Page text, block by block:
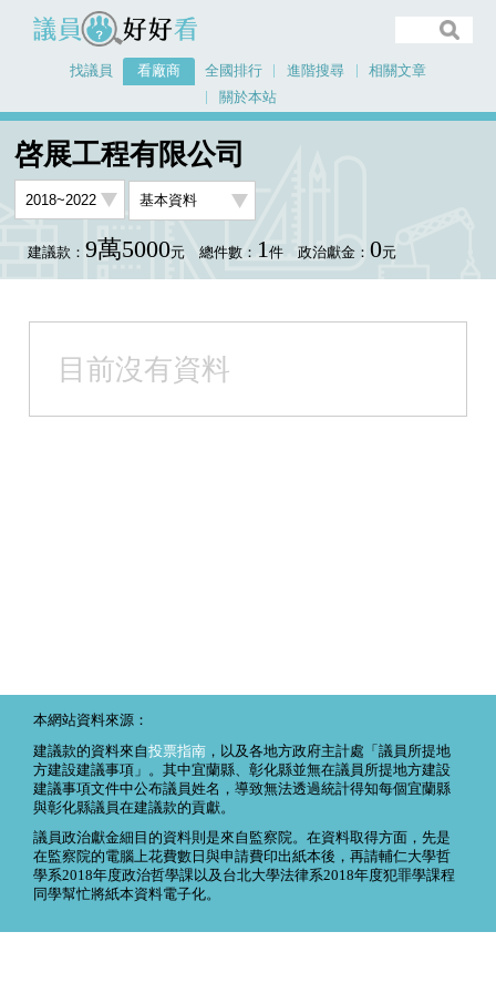
議員好好看
找議員 看廠商 全國排行 進階搜尋
相關文章
關於本站
啓展工程有限公司
建議款： 9萬5000元 總件數： 1件 政治獻金： 0元
目前沒有資料
本網站資料來源：
建議款的資料來自投票指南 ，以及各地方政府主計處「議員所提地
方建設建議事項」。其中宜蘭縣、彰化縣並無在議員所提地方建設
建議事項文件中公布議員姓名，導致無法透過統計得知每個宜蘭縣
與彰化縣議員在建議款的貢獻。
議員政治獻金細目的資料則是來自監察院。在資料取得方面，先是
在監察院的電腦上花費數日與申請費印出紙本後，再請輔仁大學哲
學系2018年度政治哲學課以及台北大學法律系2018年度犯罪學課程
同學幫忙將紙本資料電子化。